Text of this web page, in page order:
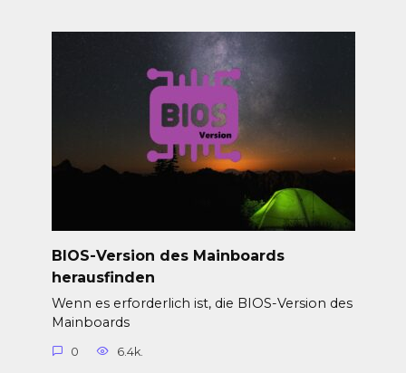
BIOS-Version des Mainboards
herausfinden
Wenn es erforderlich ist, die BIOS-Version des
Mainboards
0 6.4k.